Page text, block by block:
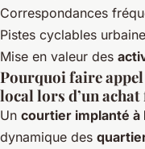
Correspondances
Pistes cyclables
Mise en valeur des
Pourquoi faire
local lors d’un
Un courtier implanté à
dynamique des